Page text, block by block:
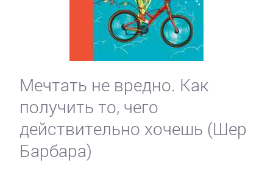
Мечтать не вредно. Как
получить то, чего
действительно хочешь (Шер
Барбара)